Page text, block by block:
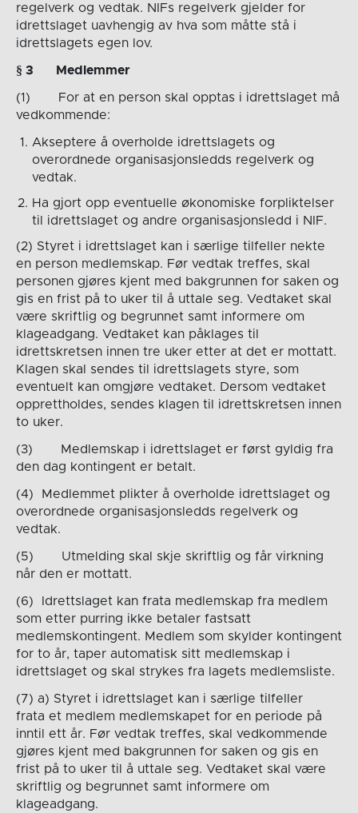
regelverk og vedtak. NIFs regelverk gjelder for
idrettslaget uavhengig av hva som måtte stå i
idrettslagets egen lov.
§ 3 Medlemmer
(1) For at en person skal opptas i idrettslaget må
vedkommende:
Akseptere å overholde idrettslagets og
overordnede organisasjonsledds regelverk og
vedtak.
Ha gjort opp eventuelle økonomiske forpliktelser
til idrettslaget og andre organisasjonsledd i NIF.
(2) Styret i idrettslaget kan i særlige tilfeller nekte
en person medlemskap. Før vedtak treffes, skal
personen gjøres kjent med bakgrunnen for saken og
gis en frist på to uker til å uttale seg. Vedtaket skal
være skriftlig og begrunnet samt informere om
klageadgang. Vedtaket kan påklages til
idrettskretsen innen tre uker etter at det er mottatt.
Klagen skal sendes til idrettslagets styre, som
eventuelt kan omgjøre vedtaket. Dersom vedtaket
opprettholdes, sendes klagen til idrettskretsen innen
to uker.
(3) Medlemskap i idrettslaget er først gyldig fra
den dag kontingent er betalt.
(4) Medlemmet plikter å overholde idrettslaget og
overordnede organisasjonsledds regelverk og
vedtak.
(5) Utmelding skal skje skriftlig og får virkning
når den er mottatt.
(6) Idrettslaget kan frata medlemskap fra medlem
som etter purring ikke betaler fastsatt
medlemskontingent. Medlem som skylder kontingent
for to år, taper automatisk sitt medlemskap i
idrettslaget og skal strykes fra lagets medlemsliste.
(7) a) Styret i idrettslaget kan i særlige tilfeller
frata et medlem medlemskapet for en periode på
inntil ett år. Før vedtak treffes, skal vedkommende
gjøres kjent med bakgrunnen for saken og gis en
frist på to uker til å uttale seg. Vedtaket skal være
skriftlig og begrunnet samt informere om
klageadgang.